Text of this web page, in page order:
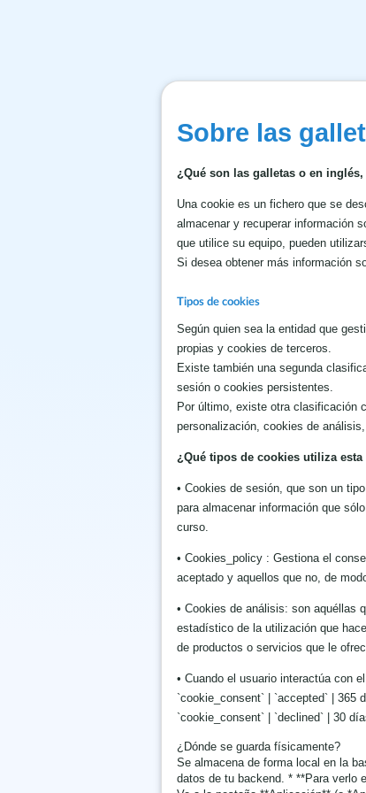
Sobre las
¿Qué son las galletas o en
Una cookie es un fichero que se
almacenar y recuperar información
que utilice su equipo, pueden
Si desea obtener más información
Tipos de cookies
Según quien sea la entidad que
propias y cookies de terceros.
Existe también una segunda
sesión o cookies persistentes.
Por último, existe otra clasificación
personalización, cookies de
¿Qué tipos de cookies utiliza esta
• Cookies de sesión, que son un
para almacenar información que
curso.
• Cookies_policy : Gestiona el
aceptado y aquellos que no, de
• Cookies de análisis: son aquéllas
estadístico de la utilización que
de productos o servicios que le
• Cuando el usuario interactúa con
`cookie_consent` | `accepted` | 365
`cookie_consent` | `declined` | 30
¿Dónde se guarda físicamente?
Se almacena de forma local en la
datos de tu backend. * **Para verlo